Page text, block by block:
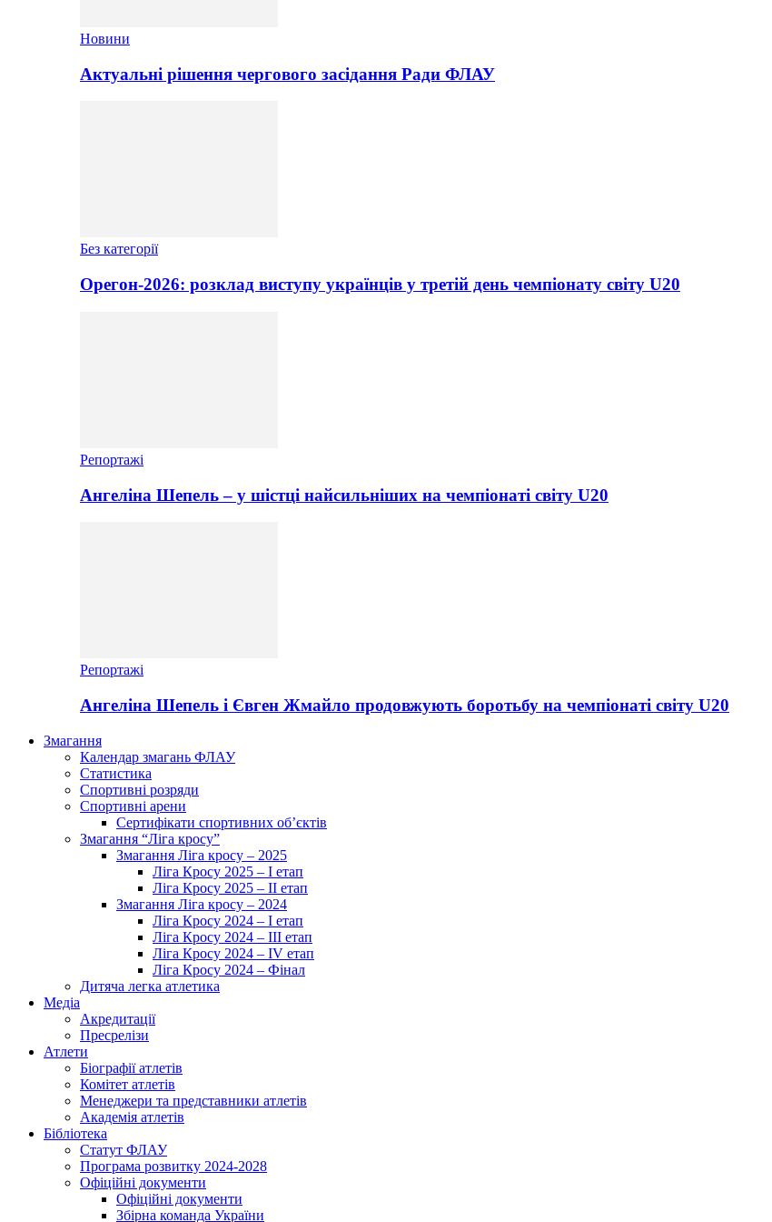
Новини
Актуальні рішення чергового засідання Ради ФЛАУ
Без категорії
Орегон-2026: розклад виступу українців у третій день чемпіонату світу U20
Репортажі
Ангеліна Шепель – у шістці найсильніших на чемпіонаті світу U20
Репортажі
Ангеліна Шепель і Євген Жмайло продовжують боротьбу на чемпіонаті світу U20
Змагання
Календар змагань ФЛАУ
Статистика
Спортивні розряди
Спортивні арени
Сертифікати спортивних об’єктів
Змагання “Ліга кросу”
Змагання Ліга кросу – 2025
Ліга Кросу 2025 – I етап
Ліга Кросу 2025 – II етап
Змагання Ліга кросу – 2024
Ліга Кросу 2024 – I етап
Ліга Кросу 2024 – III етап
Ліга Кросу 2024 – IV етап
Ліга Кросу 2024 – Фінал
Дитяча легка атлетика
Медіа
Акредитації
Пресрелізи
Атлети
Біографії атлетів
Комітет атлетів
Менеджери та представники атлетів
Академія атлетів
Бібліотека
Статут ФЛАУ
Програма розвитку 2024-2028
Офіційні документи
Офіційні документи
Збірна команда України